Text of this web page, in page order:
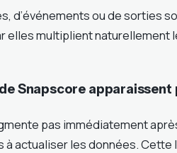
d’événements ou de sorties
elles multiplient naturellement
Snapscore
pas immédiatement
actualiser les données. Cette